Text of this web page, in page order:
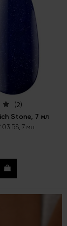
(2)
Stone, 7 мл
RS, 7 мл
Купить